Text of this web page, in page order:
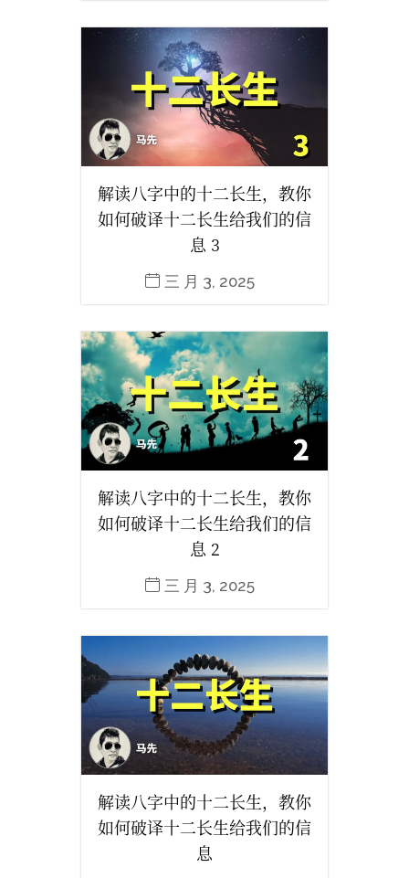
解读八字中的十二长生，教你
如何破译十二长生给我们的信
息 3
三 月 3, 2025
解读八字中的十二长生，教你
如何破译十二长生给我们的信
息 2
三 月 3, 2025
解读八字中的十二长生，教你
如何破译十二长生给我们的信
息